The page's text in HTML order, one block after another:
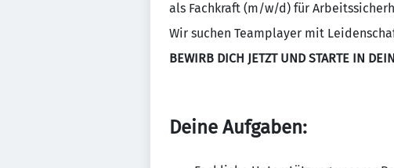
als Fachkraft (m/w/d) für
Wir suchen Teamplayer mit
BEWIRB DICH JETZT UND STARTE IN
Deine Aufgaben: